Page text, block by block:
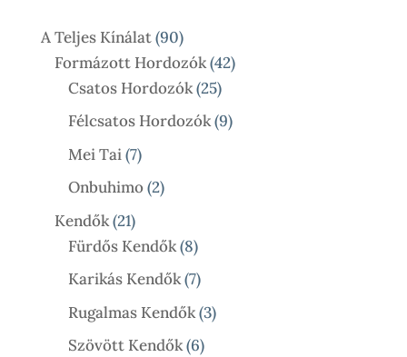
A Teljes Kínálat 9090
Termék
Formázott Hordozók 4242
Csatos Hordozók 2525
Termék
Félcsatos Hordozók 99
Mei Tai 77
Termék
Onbuhimo 22
Kendők 2121
Termék
Fürdős Kendők 88
Termék
Karikás Kendők 77
Termék
Rugalmas Kendők 33
Szövött Kendők 66